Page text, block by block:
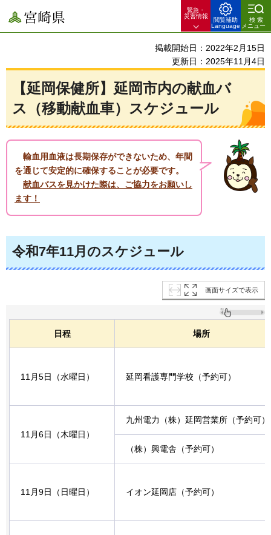
宮崎県
緊急・
災害情報
閲覧補助
Language
検索
メニュー
掲載開始日：2022年2月15日
更新日：2025年11月4日
【延岡保健所】延岡市内の献血バ
ス（移動献血車）スケジュール
輸血用血液は長期保存ができないため、年間
を通じて安定的に確保することが必要です。
献血バスを見かけた際は、ご協力をお願いし
ます！
令和7年11月のスケジュール
画面サイズで表示
日程 場所
11月5日（水曜日） 延岡看護専門学校（予約可）
11月6日（木曜日）
九州電力（株）延岡営業所（予約可）
（株）興電舎（予約可）
11月9日（日曜日） イオン延岡店（予約可）